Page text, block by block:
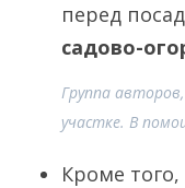
перед
садово-
Группа
участке. В
Кроме